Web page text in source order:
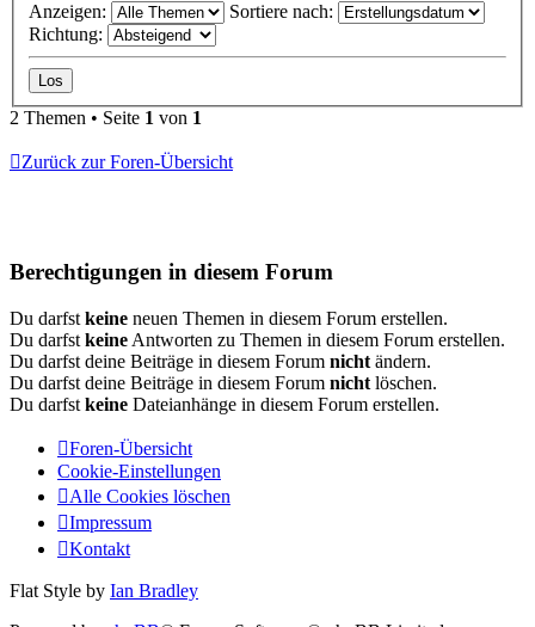
Anzeigen:
Sortiere nach:
Richtung:
2 Themen • Seite 1 von 1
Zurück zur Foren-Übersicht
Berechtigungen in diesem Forum
Du darfst keine neuen Themen in diesem Forum erstellen.
Du darfst keine Antworten zu Themen in diesem Forum erstellen.
Du darfst deine Beiträge in diesem Forum nicht ändern.
Du darfst deine Beiträge in diesem Forum nicht löschen.
Du darfst keine Dateianhänge in diesem Forum erstellen.
Foren-Übersicht
Cookie-Einstellungen
Alle Cookies löschen
Impressum
Kontakt
Flat Style by Ian Bradley